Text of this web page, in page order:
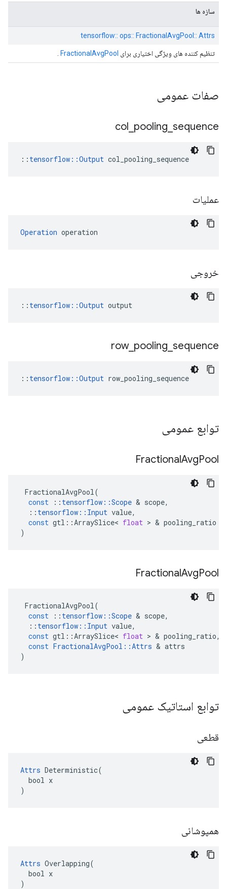
سازه ها
tensorflow:: ops:: FractionalAvgPool:: Attrs
تنظیم کننده های ویژگی اختیاری برای FractionalAvgPool
صفات عمومی
col pooling sequence
:: tensorflow::Output col_pooling_sequence
عملیات
Operation operation
خروجی
:: tensorflow::Output output
row_ pooling sequence
:: tensorflow::Output row_pooling_sequence
توابع عمومی
FractionalAvgPool
FractionalAvgPool(
const
:: tensorflow ::Scope & scope,
:: tensorflow :: Input value,
const gtl ::ArraySlice< float > & pooling_ratio
)
FractionalAvgPool
FractionalAvgPool(
const
:: tensorflow ::Scope & scope,
:: tensorflow :: Input value,
const gtl ::ArraySlice< float > & pooling_ratio,
const FractionalAvgPool ::Attrs & attrs
)
توابع استاتیک عمومی
قطعی
Attrs Deterministic(
  bool x
)
همپوشانی
Attrs Overlapping(
  bool x
)